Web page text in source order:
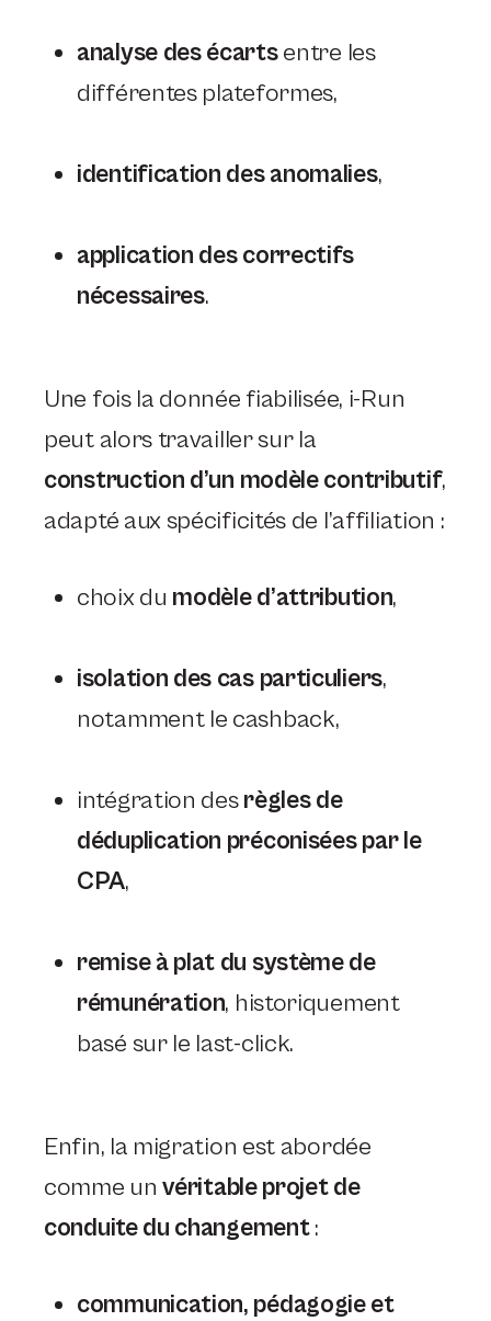
analyse des écartsentre les
différentes plateformes,
identification des anomalies,
application des correctifs
nécessaires.
Une fois la donnée fiabilisée, i-Run
peut alors travailler sur la
construction d’un modèle contributif,
adapté aux spécificités de l’affiliation :
choix du modèle d’attribution,
isolation des cas particuliers,
notamment le cashback,
intégration desrègles de
déduplication préconisées par le
CPA,
remise à plat du système de
rémunération, historiquement
basé sur le last-click.
Enfin, la migration est abordée
comme unvéritable projet de
conduite du changement:
communication, pédagogie et